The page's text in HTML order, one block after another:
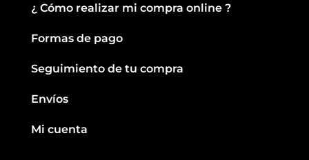
¿ Cómo realizar mi compra online ?
Formas de pago
Seguimiento de tu compra
Envíos
Mi cuenta